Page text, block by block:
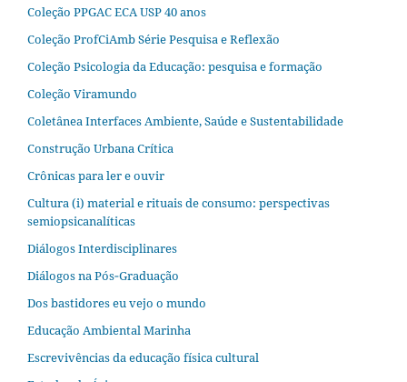
Coleção PPGAC ECA USP 40 anos
Coleção ProfCiAmb Série Pesquisa e Reflexão
Coleção Psicologia da Educação: pesquisa e formação
Coleção Viramundo
Coletânea Interfaces Ambiente, Saúde e Sustentabilidade
Construção Urbana Crítica
Crônicas para ler e ouvir
Cultura (i) material e rituais de consumo: perspectivas
semiopsicanalíticas
Diálogos Interdisciplinares
Diálogos na Pós‐Graduação
Dos bastidores eu vejo o mundo
Educação Ambiental Marinha
Escrevivências da educação física cultural